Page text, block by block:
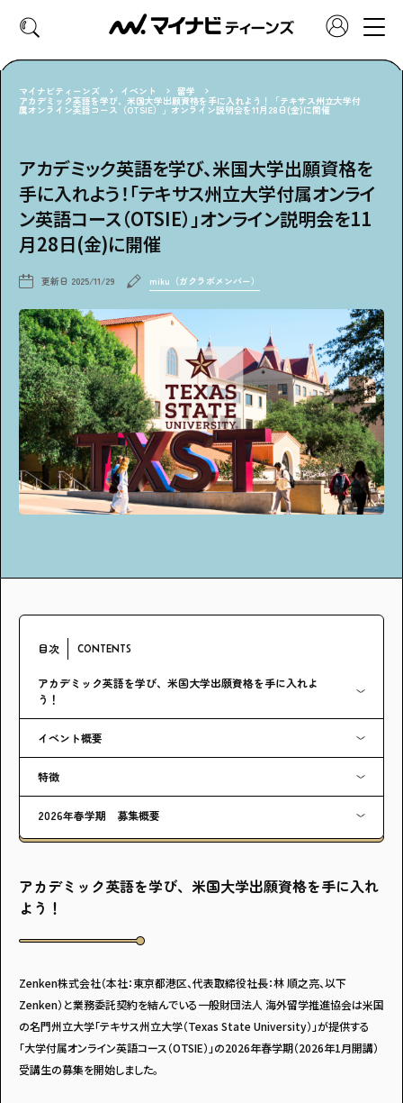
好きなカテゴリーから見る
ファッション ヘア・メイク
トレンド
エンタメ 診断
特集・連載 社会体験
アンケート プレゼント
ガクラボへの登録はこちら
マイナビティーンズ イベント 留学
アカデミック英語を学び、米国大学出願資格を手に入れよう！「テキサス州立大学付
属オンライン英語コース（OTSIE）」オンライン説明会を11月28日(金)に開催
アカデミック英語を学び、米国大学出願資格を
手に入れよう！「テキサス州立大学付属オンライ
ン英語コース（OTSIE）」オンライン説明会を11
月28日(金)に開催
更新日 2025/11/29 miku（ガクラボメンバー）
目次 CONTENTS
アカデミック英語を学び、米国大学出願資格を手に入れよ
う！
イベント概要
特徴
2026年春学期 募集概要
アカデミック英語を学び、米国大学出願資格を手に入れ
よう！
Zenken株式会社（本社：東京都港区、代表取締役社長：林 順之亮、以下
Zenken）と業務委託契約を結んでいる一般財団法人 海外留学推進協会は米国
の名門州立大学「テキサス州立大学（Texas State University）」が提供する
「大学付属オンライン英語コース（OTSIE）」の2026年春学期（2026年1月開講）
受講生の募集を開始しました。